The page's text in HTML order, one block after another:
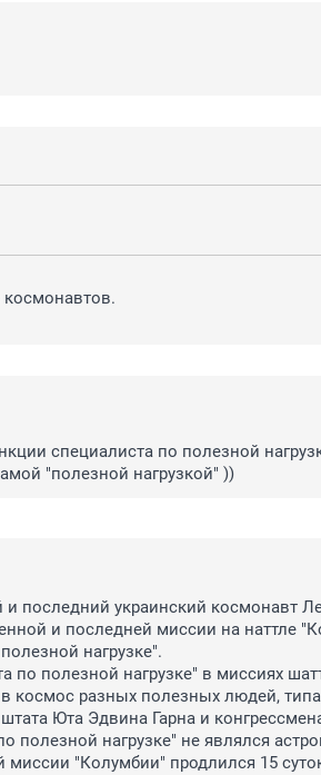
специалиста по полезной
"полезной нагрузкой" ))
последний украинский космонавт
и последней миссии на наттле
нагрузке".
по полезной нагрузке" в миссиях
в космос разных полезных людей,
Юта Эдвина Гарна и
полезной нагрузке" не являлся
миссии "Колумбии" продлился 15